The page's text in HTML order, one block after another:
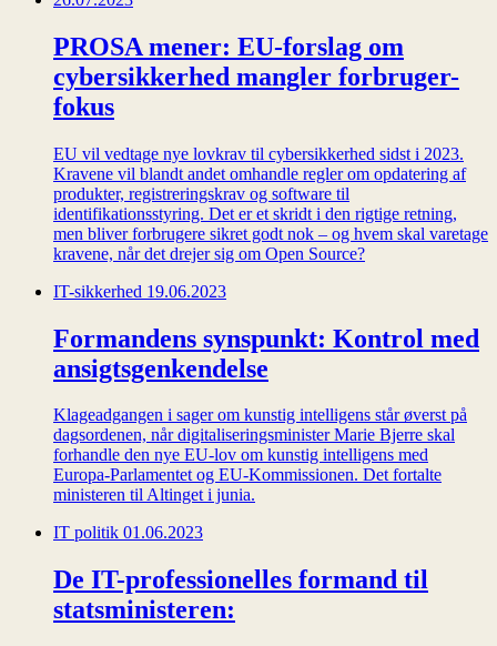
PROSA mener: EU-forslag om
cybersikkerhed mangler forbruger-
fokus
EU vil vedtage nye lovkrav til cybersikkerhed sidst i 2023.
Kravene vil blandt andet omhandle regler om opdatering af
produkter, registreringskrav og software til
identifikationsstyring. Det er et skridt i den rigtige retning,
men bliver forbrugere sikret godt nok – og hvem skal varetage
kravene, når det drejer sig om Open Source?
IT-sikkerhed 19.06.2023
Formandens synspunkt: Kontrol med
ansigtsgenkendelse
Klageadgangen i sager om kunstig intelligens står øverst på
dagsordenen, når digitaliseringsminister Marie Bjerre skal
forhandle den nye EU-lov om kunstig intelligens med
Europa-Parlamentet og EU-Kommissionen. Det fortalte
ministeren til Altinget i junia.
IT politik 01.06.2023
De IT-professionelles formand til
statsministeren: